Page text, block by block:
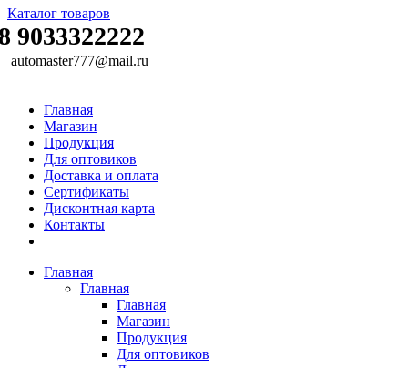
Каталог товаров
9033322222
automaster777@mail.ru
Главная
Магазин
Продукция
Для оптовиков
Доставка и оплата
Сертификаты
Дисконтная карта
Контакты
Главная
Главная
Главная
Магазин
Продукция
Для оптовиков